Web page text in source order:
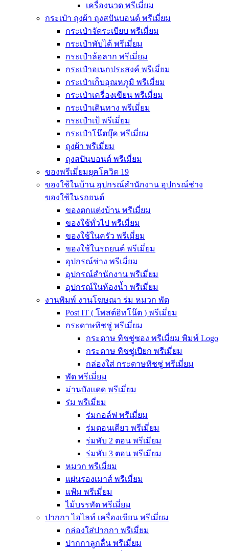
เครื่องนวด พรีเมี่ยม
กระเป๋า ถุงผ้า ถุงสปันบอนด์ พรีเมี่ยม
กระเป๋าจัดระเบียบ พรีเมี่ยม
กระเป๋าพับได้ พรีเมี่ยม
กระเป๋าล้อลาก พรีเมี่ยม
กระเป๋าอเนกประสงค์ พรีเมี่ยม
กระเป๋าเก็บอุณหภูมิ พรีเมี่ยม
กระเป๋าเครื่องเขียน พรีเมี่ยม
กระเป๋าเดินทาง พรีเมี่ยม
กระเป๋าเป้ พรีเมี่ยม
กระเป๋าโน๊ตบุ๊ค พรีเมี่ยม
ถุงผ้า พรีเมี่ยม
ถุงสปันบอนด์ พรีเมี่ยม
ของพรีเมี่ยมยุคโควิด 19
ของใช้ในบ้าน อุปกรณ์สำนักงาน อุปกรณ์ช่าง
ของใช้ในรถยนต์
ของตกแต่งบ้าน พรีเมี่ยม
ของใช้ทั่วไป พรีเมี่ยม
ของใช้ในครัว พรีเมี่ยม
ของใช้ในรถยนต์ พรีเมี่ยม
อุปกรณ์ช่าง พรีเมี่ยม
อุปกรณ์สำนักงาน พรีเมี่ยม
อุปกรณ์ในห้องน้ำ พรีเมี่ยม
งานพิมพ์ งานโฆษณา ร่ม หมวก พัด
Post IT ( โพสต์อิทโน๊ต ) พรีเมี่ยม
กระดาษทิชชู่ พรีเมี่ยม
กระดาษ ทิชชู่ซอง พรีเมี่ยม พิมพ์ Logo
กระดาษ ทิชชู่เปียก พรีเมี่ยม
กล่องใส่ กระดาษทิชชู่ พรีเมี่ยม
พัด พรีเมี่ยม
ม่านบังแดด พรีเมี่ยม
ร่ม พรีเมี่ยม
ร่มกอล์ฟ พรีเมี่ยม
ร่มตอนเดียว พรีเมี่ยม
ร่มพับ 2 ตอน พรีเมียม
ร่มพับ 3 ตอน พรีเมียม
หมวก พรีเมี่ยม
แผ่นรองเมาส์ พรีเมี่ยม
แฟ้ม พรีเมี่ยม
ไม้บรรทัด พรีเมี่ยม
ปากกา ไฮไลท์ เครื่องเขียน พรีเมี่ยม
กล่องใส่ปากกา พรีเมี่ยม
ปากกาลูกลื่น พรีเมี่ยม